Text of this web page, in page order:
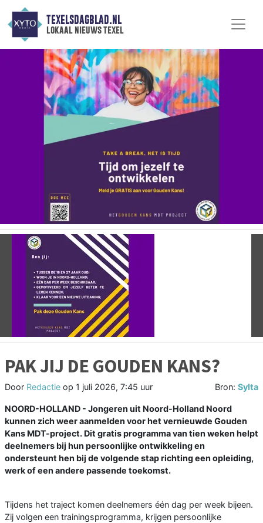
TEXELSDAGBLAD.NL
lokaal nieuws texel
PAK JIJ DE GOUDEN KANS?
Door Redactie op 1 juli 2026, 7:45 uur Bron: Sylta
NOORD-HOLLAND - Jongeren uit Noord-Holland Noord
kunnen zich weer aanmelden voor het vernieuwde Gouden
Kans MDT-project. Dit gratis programma van tien weken helpt
deelnemers bij hun persoonlijke ontwikkeling en
ondersteunt hen bij de volgende stap richting een opleiding,
werk of een andere passende toekomst.
Tijdens het traject komen deelnemers één dag per week bijeen.
Zij volgen een trainingsprogramma, krijgen persoonlijke